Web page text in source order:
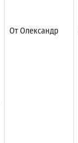
От Олександр